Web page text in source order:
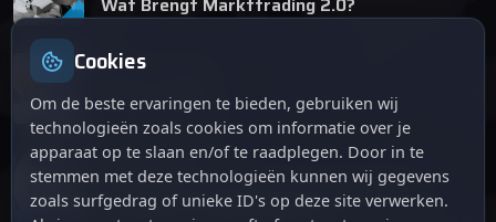
Tips en Tricks
April 12, 2026
De opkomst van Markttrading 2.0: Een
revolutie in online handelen.
Cookies
Om de beste ervaringen te bieden, gebruiken wij
technologieën zoals cookies om informatie over je
apparaat op te slaan en/of te raadplegen. Door in te
stemmen met deze technologieën kunnen wij gegevens
zoals surfgedrag of unieke ID's op deze site verwerken.